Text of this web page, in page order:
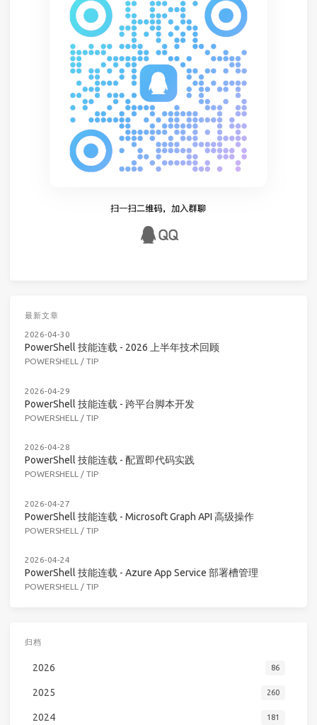
最新文章
2026-04-30
PowerShell 技能连载 - 2026 上半年技术回顾
POWERSHELL / TIP
2026-04-29
PowerShell 技能连载 - 跨平台脚本开发
POWERSHELL / TIP
2026-04-28
PowerShell 技能连载 - 配置即代码实践
POWERSHELL / TIP
2026-04-27
PowerShell 技能连载 - Microsoft Graph API 高级操作
POWERSHELL / TIP
2026-04-24
PowerShell 技能连载 - Azure App Service 部署槽管理
POWERSHELL / TIP
归档
2026 86
2025 260
2024 181